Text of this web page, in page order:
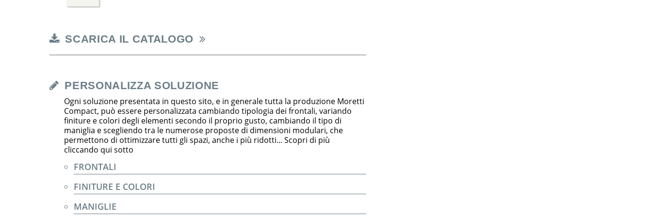
SCARICA IL CATALOGO
PERSONALIZZA SOLUZIONE
Ogni soluzione presentata in questo sito, e in generale tutta la produzione Moretti
Compact, può essere personalizzata cambiando tipologia dei frontali, variando
finiture e colori degli elementi secondo il proprio gusto, cambiando il tipo di
maniglia e scegliendo tra le numerose proposte di dimensioni modulari, che
permettono di ottimizzare tutti gli spazi, anche i più ridotti... Scopri di più
cliccando qui sotto
FRONTALI
FINITURE E COLORI
MANIGLIE